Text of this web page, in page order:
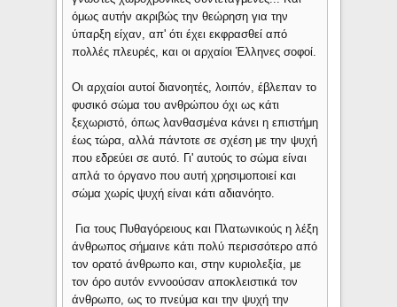
όμως αυτήν ακριβώς την θεώρηση για την
ύπαρξη είχαν, απ' ότι έχει εκφρασθεί από
πολλές πλευρές, και οι αρχαίοι Έλληνες σοφοί.
Οι αρχαίοι αυτοί διανοητές, λοιπόν, έβλεπαν το
φυσικό σώμα του ανθρώπου όχι ως κάτι
ξεχωριστό, όπως λανθασμένα κάνει η επιστήμη
έως τώρα, αλλά πάντοτε σε σχέση με την ψυχή
που εδρεύει σε αυτό. Γι' αυτούς το σώμα είναι
απλά το όργανο που αυτή χρησιμοποιεί και
σώμα χωρίς ψυχή είναι κάτι αδιανόητο.
Για τους Πυθαγόρειους και Πλατωνικούς η λέξη
άνθρωπος σήμαινε κάτι πολύ περισσότερο από
τον ορατό άνθρωπο και, στην κυριολεξία, με
τον όρο αυτόν εννοούσαν αποκλειστικά τον
άνθρωπο, ως το πνεύμα και την ψυχή την